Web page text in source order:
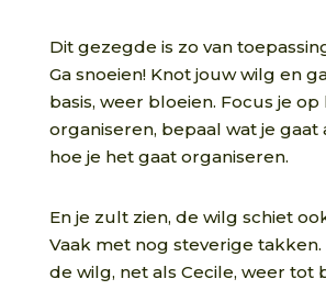
Dit gezegde is zo van
Ga snoeien! Knot jouw wilg en
basis, weer bloeien. Focus je op
organiseren, bepaal wat je gaat
hoe je het gaat organiseren.
En je zult zien, de wilg schiet
Vaak met nog steverige
de wilg, net als Cecile, weer tot